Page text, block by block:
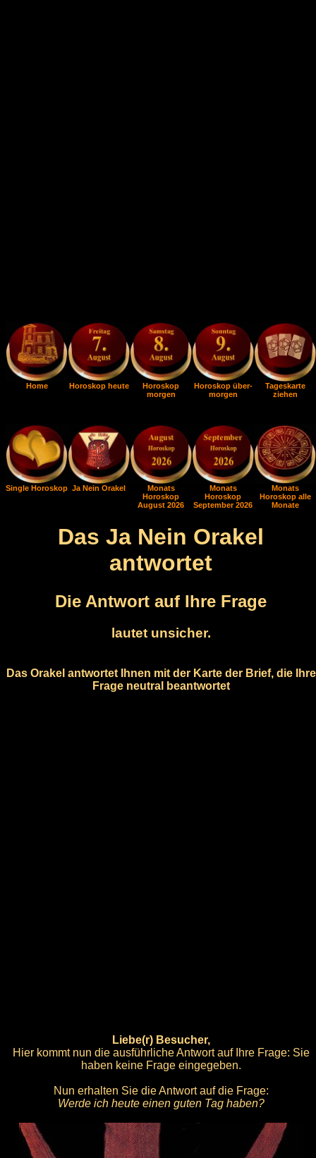
Home Horoskop heute
Horoskop
morgen
Horoskop über-
morgen
Tageskarte
ziehen
Single Horoskop Ja Nein Orakel
Monats
Horoskop
August 2026
Monats
Horoskop
September 2026
Monats
Horoskop alle
Monate
Das Ja Nein Orakel
antwortet
Die Antwort auf Ihre Frage
lautet unsicher.
Das Orakel antwortet Ihnen mit der Karte der Brief, die Ihre
Frage neutral beantwortet
Liebe(r) Besucher,
Hier kommt nun die ausführliche Antwort auf Ihre Frage: Sie
haben keine Frage eingegeben.
Nun erhalten Sie die Antwort auf die Frage:
Werde ich heute einen guten Tag haben?